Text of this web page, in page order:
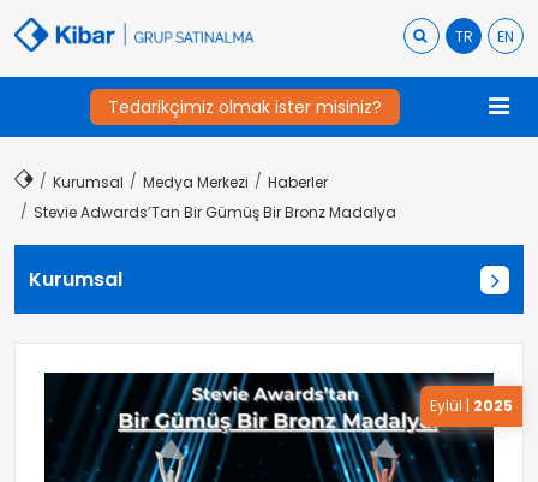
TR EN
Tedarikçimiz olmak ister misiniz?
Kurumsal Medya Merkezi
Haberler
Stevie Adwards’Tan Bir Gümüş Bir Bronz Madalya
Kurumsal
Eylül | 2025